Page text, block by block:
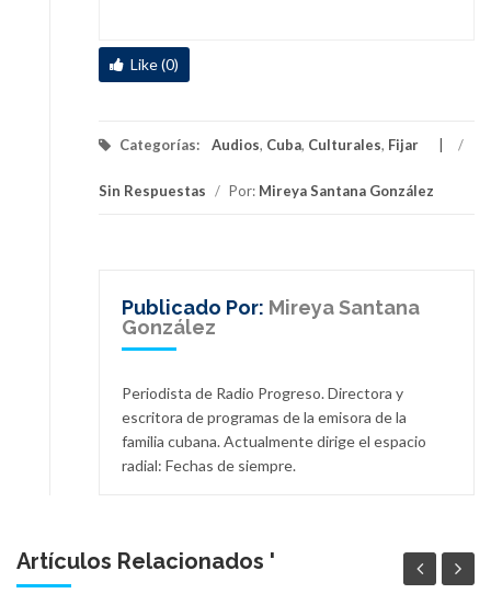
Like (0)
Categorías: Audios, Cuba, Culturales, Fijar /
Sin Respuestas / Por: Mireya Santana González
Publicado Por: Mireya Santana
González
Periodista de Radio Progreso. Directora y
escritora de programas de la emisora de la
familia cubana. Actualmente dirige el espacio
radial: Fechas de siempre.
Artículos Relacionados '